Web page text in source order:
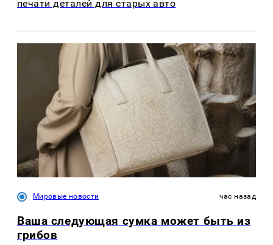
печати деталей для старых авто
Мировые новости час назад
Ваша следующая сумка может быть из
грибов